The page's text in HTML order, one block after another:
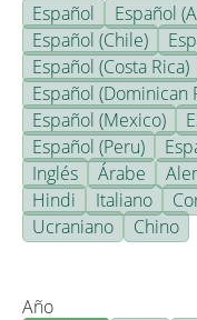
Español
Español
Español (Chile)
Español (Costa Rica)
Español (Dominican
Español (Mexico)
Español (Peru)
Inglés
Árabe
Hindi
Italiano
Ucraniano
Chino
Año